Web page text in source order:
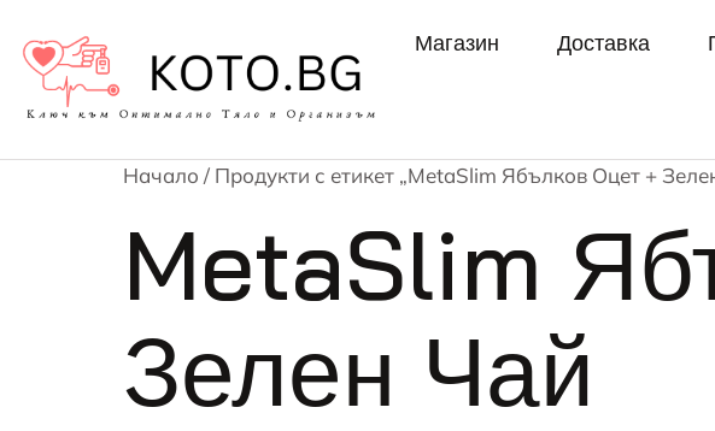
Магазин Доставка
Начало / Продукти с етикет „MetaSlim Ябълков Оцет +
MetaSlim
Зелен Чай